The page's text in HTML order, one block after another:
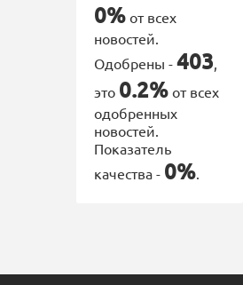
0% от всех
новостей.
Одобрены - 403,
это 0.2% от всех
одобренных
новостей.
Показатель
качества - 0%.